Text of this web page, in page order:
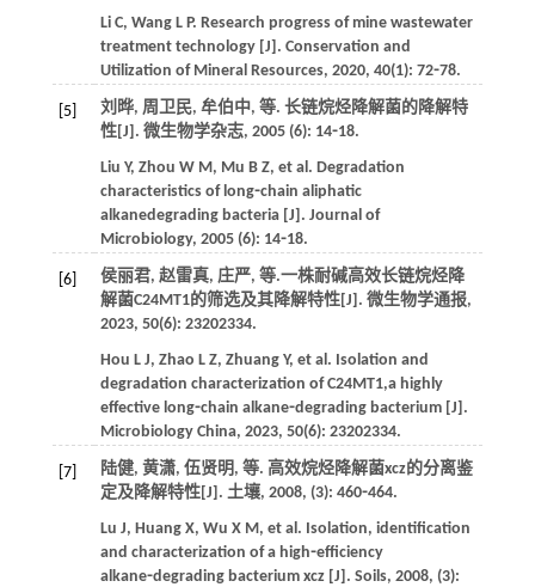
Li C, Wang L P. Research progress of mine wastewater
treatment technology [J]. Conservation and
Utilization of Mineral Resources, 2020, 40(1): 72⁃78.
[5] 刘晔, 周卫民, 牟伯中, 等. 长链烷烃降解菌的降解特
性[J]. 微生物学杂志, 2005(6): 14⁃18.
Liu Y, Zhou W M, Mu B Z, et al. Degradation
characteristics of long⁃chain aliphatic
alkanedegrading bacteria [J]. Journal of
Microbiology, 2005(6): 14⁃18.
[6] 侯丽君, 赵雷真, 庄严, 等.一株耐碱高效长链烷烃降
解菌C24MT1的筛选及其降解特性[J]. 微生物学通报,
2023, 50(6): 2320­2334.
Hou L J, Zhao L Z, Zhuang Y, et al. Isolation and
degradation characterization of C24MT1,a highly
effective long⁃chain alkane⁃degrading bacterium [J].
Microbiology China, 2023, 50(6): 2320­2334.
[7] 陆健, 黄潇, 伍贤明, 等. 高效烷烃降解菌xcz的分离鉴
定及降解特性[J]. 土壤, 2008, (3): 460⁃464.
Lu J, Huang X, Wu X M, et al. Isolation, identification
and characterization of a high⁃efficiency
alkane⁃degrading bacterium xcz [J]. Soils, 2008, (3):